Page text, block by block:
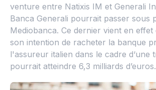
venture entre Natixis IM et Generali
Banca Generali pourrait passer sous
Mediobanca. Ce dernier vient en effet
son intention de racheter la banque
l'assureur italien dans le cadre d‘une
pourrait atteindre 6,3 milliards d’euros.